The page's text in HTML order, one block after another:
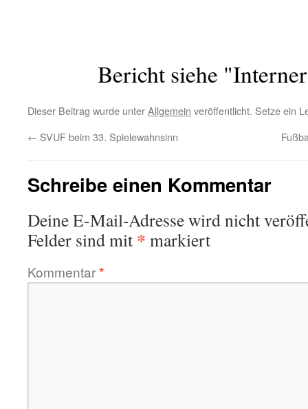
Bericht siehe
Dieser Beitrag wurde unterAllgemein veröffentlicht. Setze ein
← SVUF beim 33. Spielewahnsinn
Schreibe einen Kommentar
Deine E-Mail-Adresse wird nicht
Felder sind mit * markiert
Kommentar*